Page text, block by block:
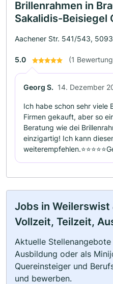
Brillenrahmen in
Sakalidis-Beisiegel
Aachener Str. 541/543,
5.0 (1
Georg S. 14. Dezember
Ich habe schon sehr viele
Firmen gekauft, aber so
Beratung wie dei
einzigartig! Ich kann
Jobs in Weilerswist
Vollzeit, Teilzeit,
Aktuelle
Ausbildung oder als
Quereinsteiger und
und bewerben.